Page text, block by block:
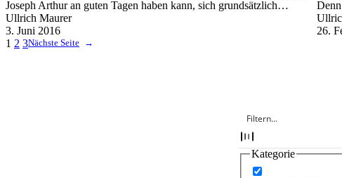
Joseph Arthur an guten Tagen haben kann, sich grundsätzlich…
Ullrich Maurer
3. Juni 2016
26.
1 2 3Nächste Seite →
Kategorie